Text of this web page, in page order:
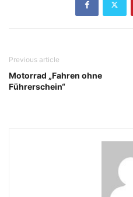
Previous article
Motorrad „Fahren ohne
Führerschein“